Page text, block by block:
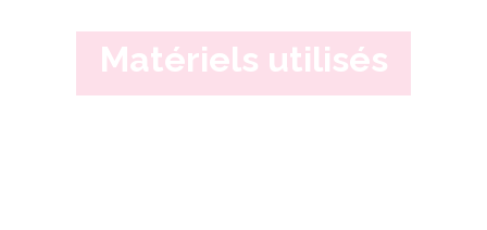
Matériels utilisés